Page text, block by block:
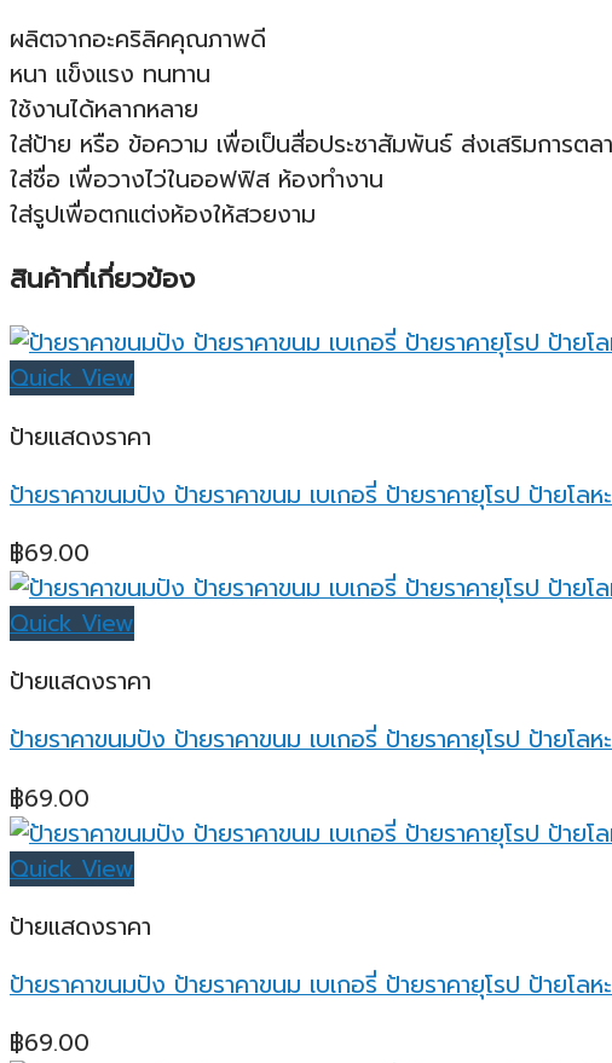
ผลิตจากอะคริลิคคุณภาพดี
หนา แข็งแรง ทนทาน
ใช้งานได้หลากหลาย
ใส่ป้าย หรือ ข้อความ เพื่อเป็นสื่อประชาสัมพันธ์ ส่งเสริมการตล
ใส่ชื่อ เพื่อวางไว่ในออฟฟิส ห้องทำงาน
ใส่รูปเพื่อตกแต่งห้องให้สวยงาม
สินค้าที่เกี่ยวข้อง
Quick View
ป้ายแสดงราคา
ป้ายราคาขนมปัง ป้ายราคาขนม เบเกอรี่ ป้ายราคายุโรป ป้าย
฿69.00
Quick View
ป้ายแสดงราคา
ป้ายราคาขนมปัง ป้ายราคาขนม เบเกอรี่ ป้ายราคายุโรป ป้าย
฿69.00
Quick View
ป้ายแสดงราคา
ป้ายราคาขนมปัง ป้ายราคาขนม เบเกอรี่ ป้ายราคายุโรป ป้าย
฿69.00